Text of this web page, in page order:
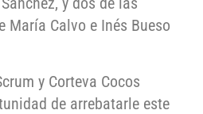
María Calvo e Inés Bueso
y Corteva Cocos
de arrebatarle este